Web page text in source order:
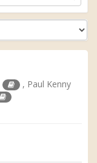
, Paul Kenny